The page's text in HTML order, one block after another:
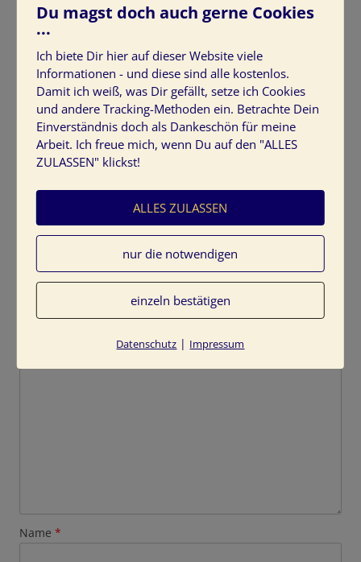
kundenberatung-gespraech-handwerker-materialauswahl
kundenberatung-gespraech-handwerker-materialauswahl
Schreibe einen Kommentar
Deine E-Mail-Adresse wird nicht veröffentlicht.
Name *
Du magst doch auch gerne Cookies
...
Ich biete Dir hier auf dieser Website viele
Informationen - und diese sind alle kostenlos.
Damit ich weiß, was Dir gefällt, setze ich Cookies
und andere Tracking-Methoden ein. Betrachte Dein
Einverständnis doch als Dankeschön für meine
Arbeit. Ich freue mich, wenn Du auf den "ALLES
ZULASSEN" klickst!
ALLES ZULASSEN
nur die notwendigen
einzeln bestätigen
Datenschutz | Impressum